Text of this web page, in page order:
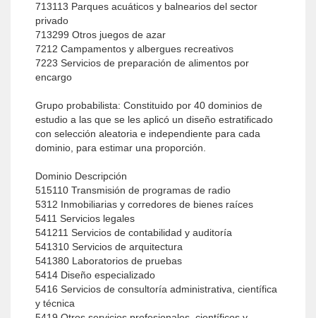
713113 Parques acuáticos y balnearios del sector
privado
713299 Otros juegos de azar
7212 Campamentos y albergues recreativos
7223 Servicios de preparación de alimentos por
encargo
Grupo probabilista: Constituido por 40 dominios de
estudio a las que se les aplicó un diseño estratificado
con selección aleatoria e independiente para cada
dominio, para estimar una proporción.
Dominio Descripción
515110 Transmisión de programas de radio
5312 Inmobiliarias y corredores de bienes raíces
5411 Servicios legales
541211 Servicios de contabilidad y auditoría
541310 Servicios de arquitectura
541380 Laboratorios de pruebas
5414 Diseño especializado
5416 Servicios de consultoría administrativa, científica
y técnica